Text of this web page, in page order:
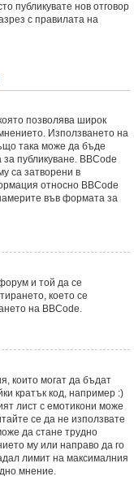
публикувате нов отговор
с правилата на
позволява широк
Използването на
така може да бъде
публикуване. BBCode
са затворени в
относно BBCode
във формата за
и той да се
което се
на BBCode.
които могат да бъдат
кратък код, например :)
лист с емотикони може
се да не използвате
да стане трудно
му или направо да го
лимит на максималния
мнение.